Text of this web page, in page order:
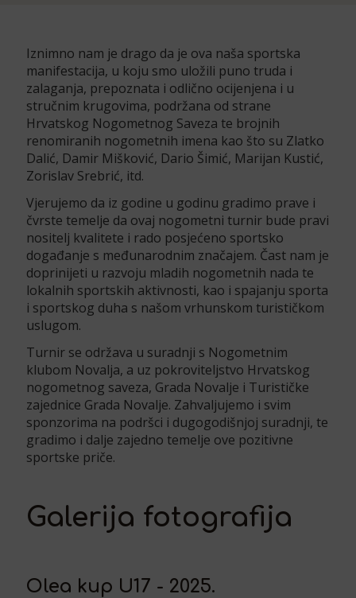
Iznimno nam je drago da je ova naša sportska
manifestacija, u koju smo uložili puno truda i
zalaganja, prepoznata i odlično ocijenjena i u
stručnim krugovima, podržana od strane
Hrvatskog Nogometnog Saveza te brojnih
renomiranih nogometnih imena kao što su Zlatko
Dalić, Damir Mišković, Dario Šimić, Marijan Kustić,
Zorislav Srebrić, itd.
Vjerujemo da iz godine u godinu gradimo prave i
čvrste temelje da ovaj nogometni turnir bude pravi
nositelj kvalitete i rado posjećeno sportsko
događanje s međunarodnim značajem. Čast nam je
doprinijeti u razvoju mladih nogometnih nada te
lokalnih sportskih aktivnosti, kao i spajanju sporta
i sportskog duha s našom vrhunskom turističkom
uslugom.
Turnir se održava u suradnji s Nogometnim
klubom Novalja, a uz pokroviteljstvo Hrvatskog
nogometnog saveza, Grada Novalje i Turističke
zajednice Grada Novalje. Zahvaljujemo i svim
sponzorima na podršci i dugogodišnjoj suradnji, te
gradimo i dalje zajedno temelje ove pozitivne
sportske priče.
Galerija fotografija
Olea kup U17 - 2025.